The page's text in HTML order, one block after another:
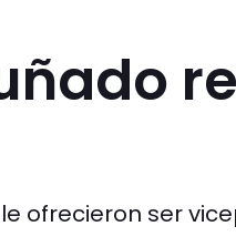
ofrecieron ser